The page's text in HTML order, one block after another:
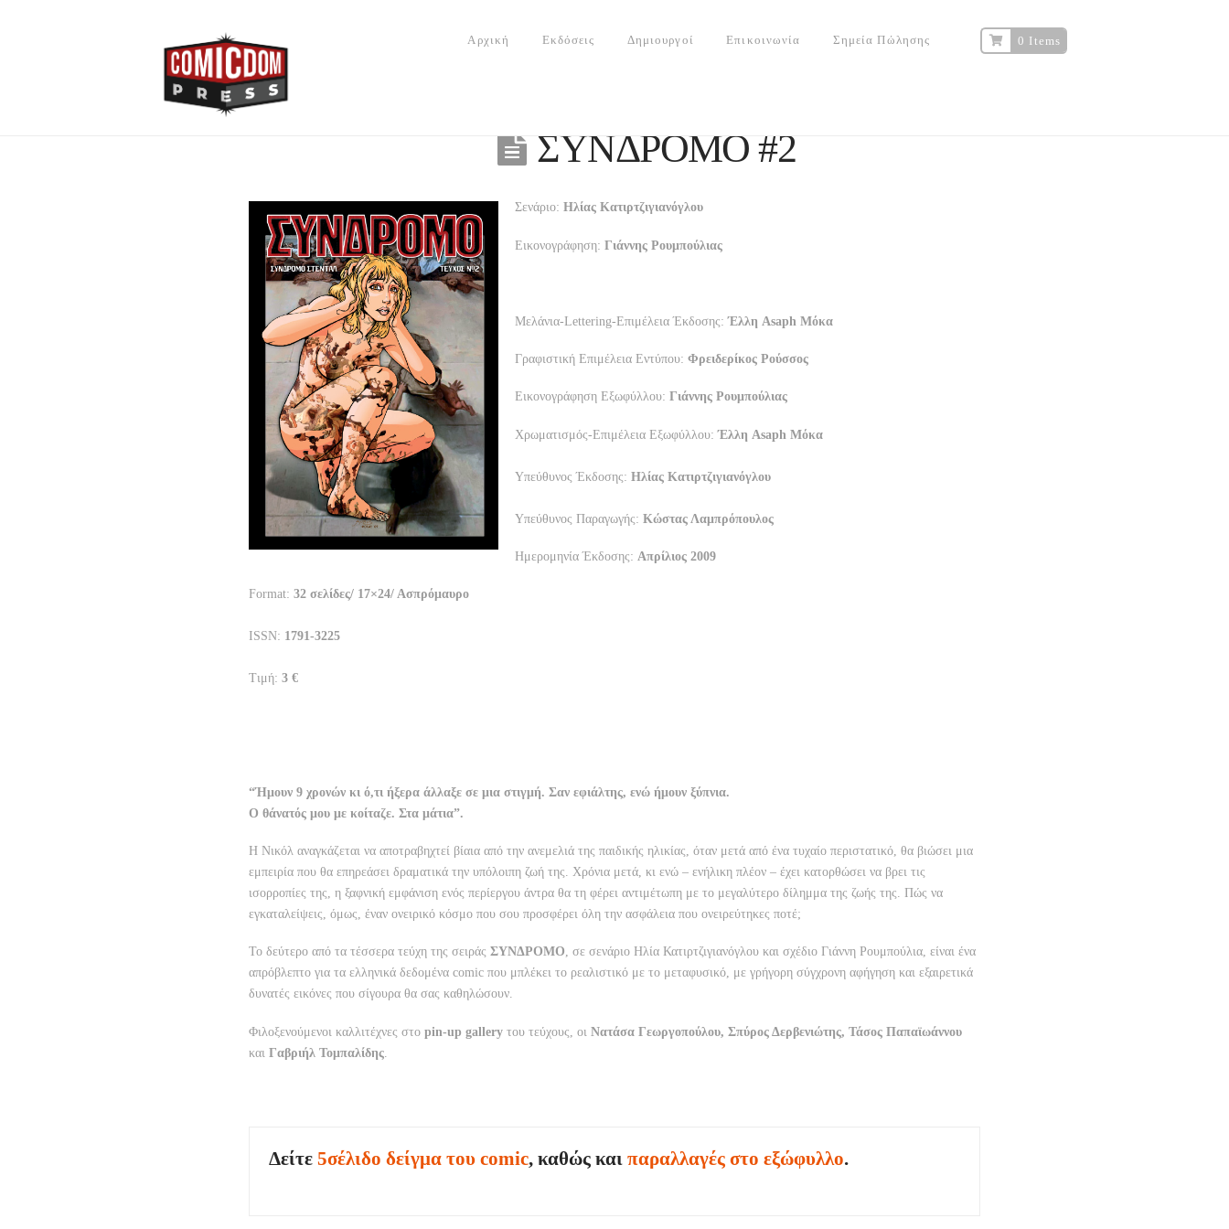
Αρχική Εκδόσεις Δημιουργοί Επικοινωνία Σημεία Πώλησης 0 Items
ΣΥΝΔΡΟΜΟ #2
Σενάριο:Ηλίας Κατιρτζιγιανόγλου
Εικονογράφηση:Γιάννης Ρουμπούλιας
Μελάνια-Lettering-Επιμέλεια Έκδοσης:Έλλη Asaph Μόκα
Γραφιστική Επιμέλεια Εντύπου:Φρειδερίκος Ρούσσος
Εικονογράφηση Εξωφύλλου:Γιάννης Ρουμπούλιας
Χρωματισμός-Επιμέλεια Εξωφύλλου:Έλλη Asaph Μόκα
Υπεύθυνος Έκδοσης:Ηλίας Κατιρτζιγιανόγλου
Υπεύθυνος Παραγωγής:Κώστας Λαμπρόπουλος
Ημερομηνία Έκδοσης:Απρίλιος 2009
Format: 32 σελίδες/ 17×24/ Ασπρόμαυρο
ISSN: 1791-3225
Τιμή: 3 €
“Ήμουν 9 χρονών κι ό,τι ήξερα άλλαξε σε μια στιγμή. Σαν εφιάλτης, ενώ ήμουν ξύπνια.
Ο θάνατός μου με κοίταζε. Στα μάτια”.
Η Νικόλ αναγκάζεται να αποτραβηχτεί βίαια από την ανεμελιά της παιδικής ηλικίας, όταν μετά από ένα τυχαίο περιστατικό, θα βιώσει μια
εμπειρία που θα επηρεάσει δραματικά την υπόλοιπη ζωή της. Χρόνια μετά, κι ενώ – ενήλικη πλέον – έχει κατορθώσει να βρει τις
ισορροπίες της, η ξαφνική εμφάνιση ενός περίεργου άντρα θα τη φέρει αντιμέτωπη με το μεγαλύτερο δίλημμα της ζωής της. Πώς να
εγκαταλείψεις, όμως, έναν ονειρικό κόσμο που σου προσφέρει όλη την ασφάλεια που ονειρεύτηκες ποτέ;
Το δεύτερο από τα τέσσερα τεύχη της σειράς ΣΥΝΔΡΟΜΟ, σε σενάριο Ηλία Κατιρτζιγιανόγλου και σχέδιο Γιάννη Ρουμπούλια, είναι ένα
απρόβλεπτο για τα ελληνικά δεδομένα comic που μπλέκει το ρεαλιστικό με το μεταφυσικό, με γρήγορη σύγχρονη αφήγηση και εξαιρετικά
δυνατές εικόνες που σίγουρα θα σας καθηλώσουν.
Φιλοξενούμενοι καλλιτέχνες στο pin-up gallery του τεύχους, οι Νατάσα Γεωργοπούλου, Σπύρος Δερβενιώτης, Τάσος Παπαϊωάννου
και Γαβριήλ Τομπαλίδης
Δείτε 5σέλιδο δείγμα του comic, καθώς και παραλλαγές στο εξώφυλλο.